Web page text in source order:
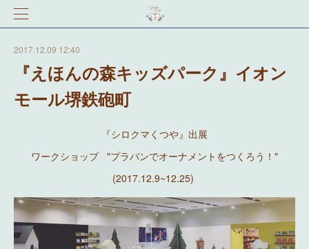
2017.12.09 12:40
『えほんの森キッズパーク』イオン
モール堺鉄砲町
『シロクマくつや』出展
ワークショップ "プラバンでオーナメントをつくろう！"
(2017.12.9~12.25)